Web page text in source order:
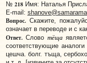
№ 218Имя: Наталья
E-mail:
Вопрос.Скажите,
означает в переводе и с
Ответ.Слово тёща
соответствующие
цешча. болг. тъща,